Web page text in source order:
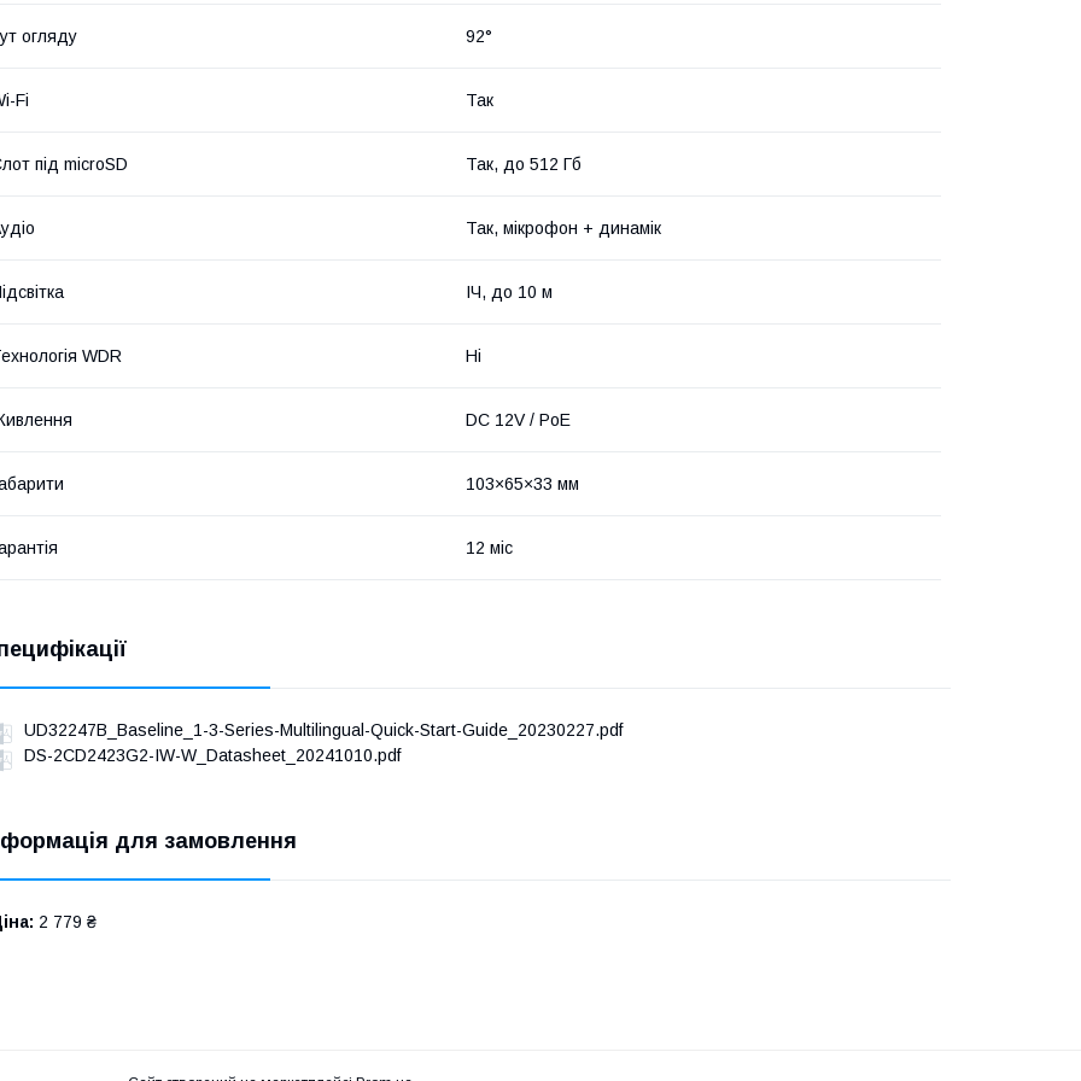
огляду 92°
Fi Так
під microSD Так, до 512 Гб
Так, мікрофон + динамік
ІЧ, до 10 м
WDR Ні
DC 12V / PoE
103×65×33 мм
12 міс
UD32247B_Baseline_1-3-Series-Multilingual-Quick-Start-Guide_20230227.pdf
DS-2CD2423G2-IW-W_Datasheet_20241010.pdf
для замовлення
2 779 ₴